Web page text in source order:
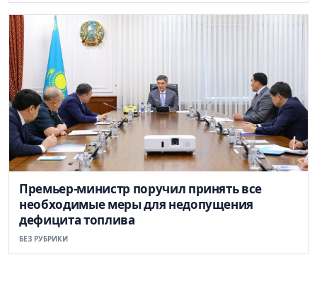
Премьер-министр поручил принять все
необходимые меры для недопущения
дефицита топлива
БЕЗ РУБРИКИ